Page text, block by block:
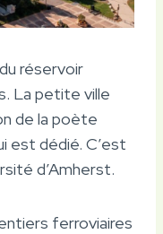
réservoir
La petite ville
de la poète
est dédié. C’est
d’Amherst.
ferroviaires